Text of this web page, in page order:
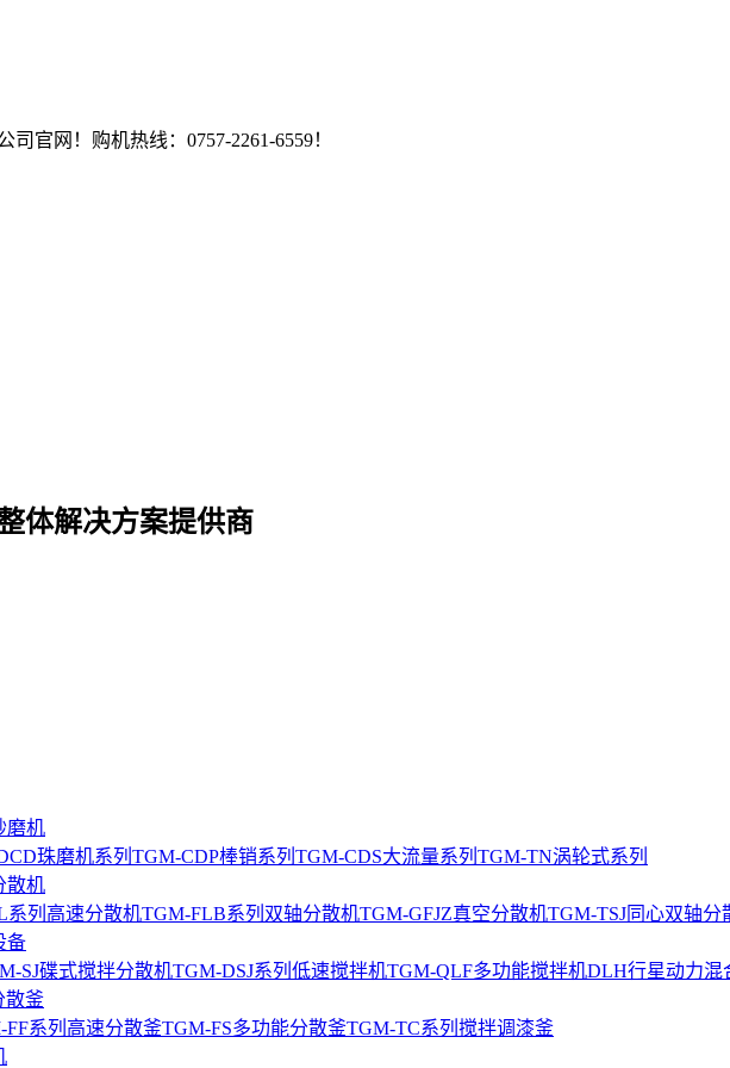
官网！购机热线：0757-2261-6559！
体解决方案提供商
磨机
珠磨机系列 TGM-CDP棒销系列 TGM-CDS大流量系列 TGM-TN涡轮式系列
散机
系列高速分散机TGM-FLB系列双轴分散机TGM-GFJZ真空分散机TGM-TSJ同心双轴分
备
SJ碟式搅拌分散机TGM-DSJ系列低速搅拌机TGM-QLF多功能搅拌机DLH行星动力混
散釜
FF系列高速分散釜TGM-FS多功能分散釜TGM-TC系列搅拌调漆釜